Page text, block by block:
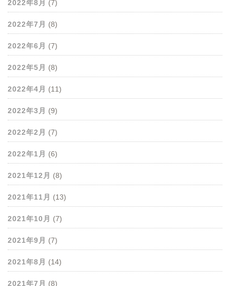
2022年8月 (7)
2022年7月 (8)
2022年6月 (7)
2022年5月 (8)
2022年4月 (11)
2022年3月 (9)
2022年2月 (7)
2022年1月 (6)
2021年12月 (8)
2021年11月 (13)
2021年10月 (7)
2021年9月 (7)
2021年8月 (14)
2021年7月 (8)